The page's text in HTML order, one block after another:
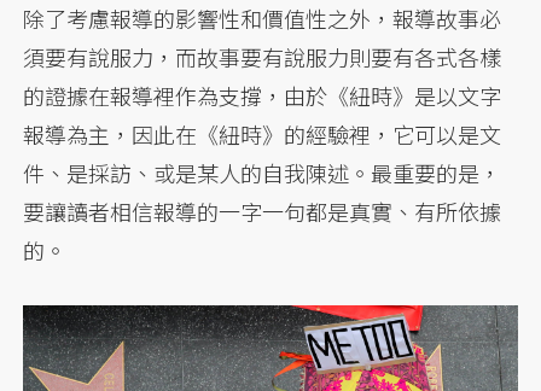
除了考慮報導的影響性和價值性之外，報導故事必
須要有說服力，而故事要有說服力則要有各式各樣
的證據在報導裡作為支撐，由於《紐時》是以文字
報導為主，因此在《紐時》的經驗裡，它可以是文
件、是採訪、或是某人的自我陳述。最重要的是，
要讓讀者相信報導的一字一句都是真實、有所依據
的。